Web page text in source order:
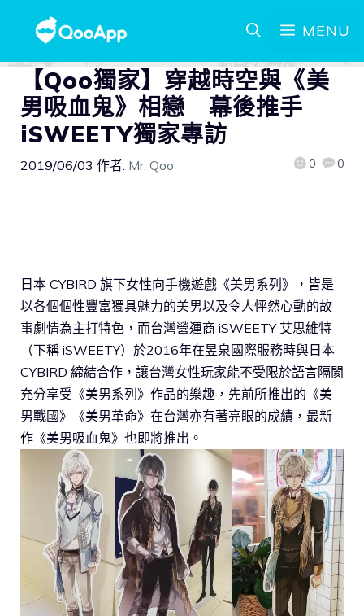
MENU
【Qoo獨家】穿越時空與《美
男吸血鬼》相戀 幕後推手
iSWEETY獨家專訪
2019/06/03 作者: Mr. Qoo 0 0
日本 CYBIRD 旗下女性向手機遊戲《美男系列》，皆是
以各個個性豐富獨具魅力的美男以及令人怦然心動的故
事劇情為主打特色，而台灣營運商 iSWEETY 艾思維特
（下稱 iSWEETY）於2016年在昱泉國際服務時與日本
CYBIRD 締結合作，讓台灣女性玩家能不受限於語言隔閡
充分享受《美男系列》作品的樂趣，先前所推出的《美
男戰國》《美男革命》在台灣亦有著亮眼的成績，最新
作《美男吸血鬼》也即將推出。